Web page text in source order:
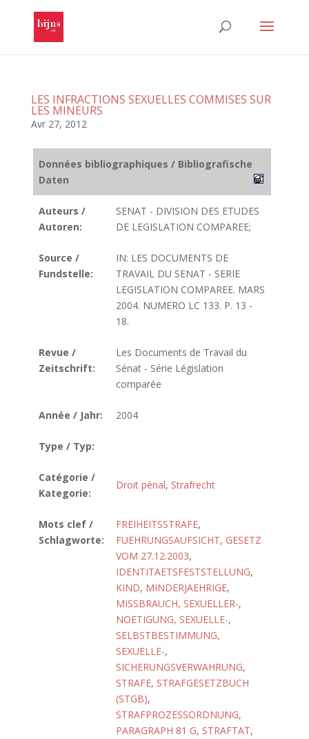
LES INFRACTIONS SEXUELLES COMMISES SUR
LES MINEURS
Avr 27, 2012
Données bibliographiques / Bibliografische
Daten
Auteurs /
Autoren:
SENAT - DIVISION DES ETUDES
DE LEGISLATION COMPAREE;
Source /
Fundstelle:
IN: LES DOCUMENTS DE
TRAVAIL DU SENAT - SERIE
LEGISLATION COMPAREE. MARS
2004. NUMERO LC 133. P. 13 -
18.
Revue /
Zeitschrift:
Les Documents de Travail du
Sénat - Série Législation
comparée
Année / Jahr: 2004
Type / Typ:
Catégorie /
Kategorie:
Droit pénal, Strafrecht
Mots clef /
Schlagworte:
FREIHEITSSTRAFE,
FUEHRUNGSAUFSICHT, GESETZ
VOM 27.12.2003,
IDENTITAETSFESTSTELLUNG,
KIND, MINDERJAEHRIGE,
MISSBRAUCH, SEXUELLER-,
NOETIGUNG, SEXUELLE-,
SELBSTBESTIMMUNG,
SEXUELLE-,
SICHERUNGSVERWAHRUNG,
STRAFE, STRAFGESETZBUCH
(STGB),
STRAFPROZESSORDNUNG,
PARAGRAPH 81 G, STRAFTAT,